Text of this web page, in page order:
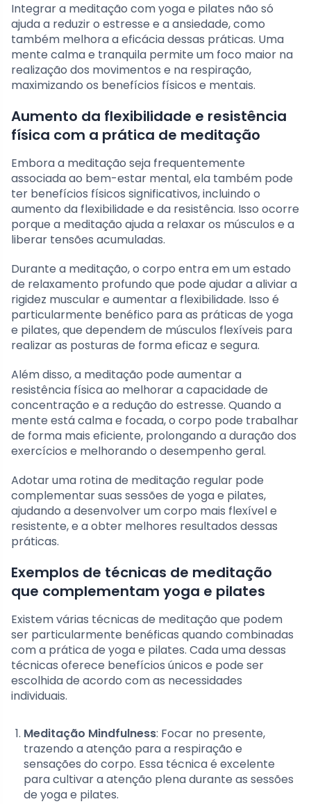
Integrar a meditação com yoga e pilates não só
ajuda a reduzir o estresse e a ansiedade, como
também melhora a eficácia dessas práticas. Uma
mente calma e tranquila permite um foco maior na
realização dos movimentos e na respiração,
maximizando os benefícios físicos e mentais.
Aumento da flexibilidade e resistência
física com a prática de meditação
Embora a meditação seja frequentemente
associada ao bem-estar mental, ela também pode
ter benefícios físicos significativos, incluindo o
aumento da flexibilidade e da resistência. Isso ocorre
porque a meditação ajuda a relaxar os músculos e a
liberar tensões acumuladas.
Durante a meditação, o corpo entra em um estado
de relaxamento profundo que pode ajudar a aliviar a
rigidez muscular e aumentar a flexibilidade. Isso é
particularmente benéfico para as práticas de yoga
e pilates, que dependem de músculos flexíveis para
realizar as posturas de forma eficaz e segura.
Além disso, a meditação pode aumentar a
resistência física ao melhorar a capacidade de
concentração e a redução do estresse. Quando a
mente está calma e focada, o corpo pode trabalhar
de forma mais eficiente, prolongando a duração dos
exercícios e melhorando o desempenho geral.
Adotar uma rotina de meditação regular pode
complementar suas sessões de yoga e pilates,
ajudando a desenvolver um corpo mais flexível e
resistente, e a obter melhores resultados dessas
práticas.
Exemplos de técnicas de meditação
que complementam yoga e pilates
Existem várias técnicas de meditação que podem
ser particularmente benéficas quando combinadas
com a prática de yoga e pilates. Cada uma dessas
técnicas oferece benefícios únicos e pode ser
escolhida de acordo com as necessidades
individuais.
Meditação Mindfulness: Focar no presente,
trazendo a atenção para a respiração e
sensações do corpo. Essa técnica é excelente
para cultivar a atenção plena durante as sessões
de yoga e pilates.